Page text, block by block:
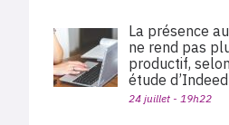
La présence
ne rend pas
productif,
étude d’Indeed
24 juillet - 19h22